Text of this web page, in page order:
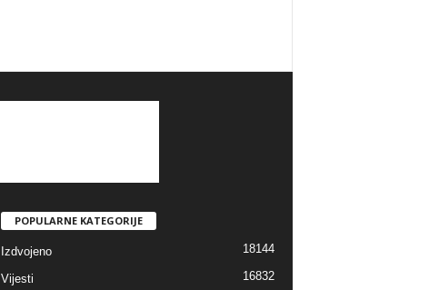
POPULARNE KATEGORIJE
Izdvojeno 18144
Vijesti 16832